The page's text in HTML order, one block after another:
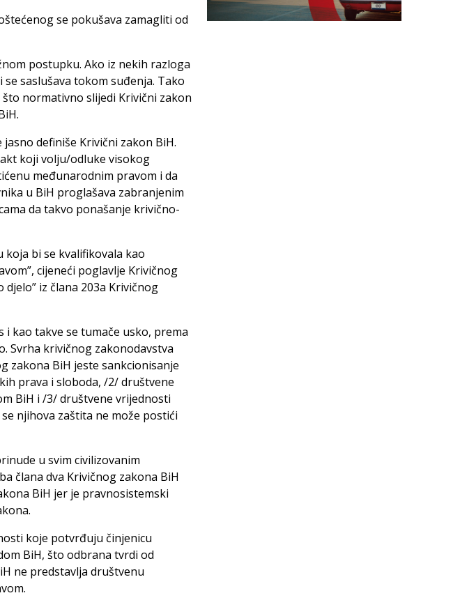
se pokušava zamagliti od
postupku. Ako iz nekih razloga
saslušava tokom suđenja. Tako
normativno slijedi Krivični zakon
definiše Krivični zakon BiH.
koji volju/odluke visokog
međunarodnim pravom i da
u BiH proglašava zabranjenim
da takvo ponašanje krivično-
koja bi se kvalifikovala kao
cijeneći poglavlje Krivičnog
iz člana 203a Krivičnog
kao takve se tumače usko, prema
Svrha krivičnog zakonodavstva
zakona BiH jeste sankcionisanje
prava i sloboda, /2/ društvene
BiH i /3/ društvene vrijednosti
njihova zaštita ne može postići
u svim civilizovanim
člana dva Krivičnog zakona BiH
BiH jer je pravnosistemski
koje potvrđuju činjenicu
BiH, što odbrana tvrdi od
ne predstavlja društvenu